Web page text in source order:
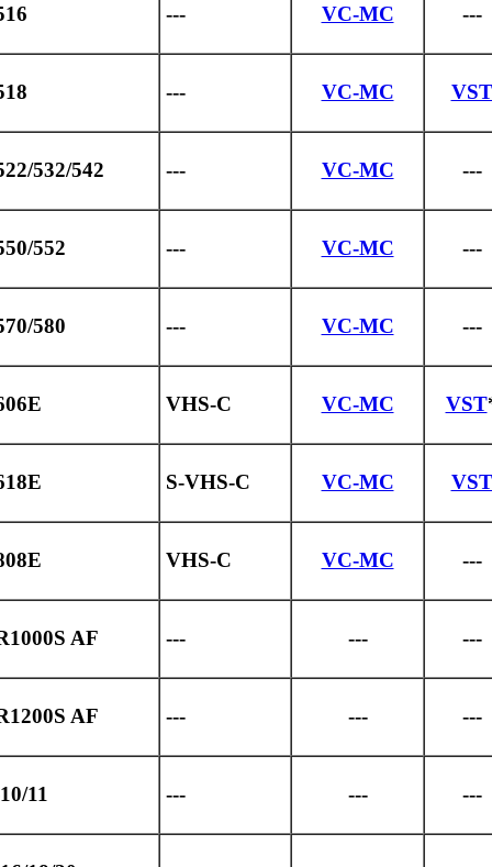
--- VC-MC ---
--- VC-MC VST
532/542 --- VC-MC ---
552 --- VC-MC ---
580 --- VC-MC ---
VHS-C VC-MC VST
S-VHS-C VC-MC VST
VHS-C VC-MC ---
AF --- --- ---
AF --- --- ---
11 --- --- ---